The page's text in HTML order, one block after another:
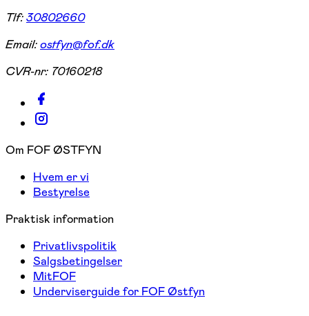
Tlf:30802660
Email:ostfyn@fof.dk
CVR-nr: 70160218
Om FOF ØSTFYN
Hvem er vi
Bestyrelse
Praktisk information
Privatlivspolitik
Salgsbetingelser
MitFOF
Underviserguide for FOF Østfyn